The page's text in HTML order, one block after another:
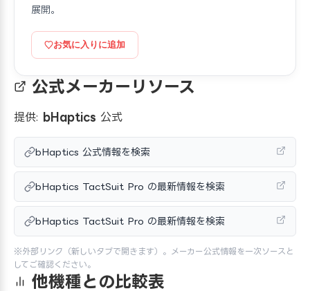
展開。
お気に入りに追加
公式メーカーリソース
提供: bHaptics 公式
bHaptics 公式情報を検索
bHaptics TactSuit Pro の最新情報を検索
bHaptics TactSuit Pro の最新情報を検索
※外部リンク（新しいタブで開きます）。メーカー公式情報を一次ソースと
してご確認ください。
他機種との比較表